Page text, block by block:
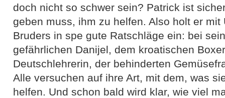
doch nicht so schwer sein? Patrick ist
geben muss, ihm zu helfen. Also holt er mit
Bruders in spe gute Ratschläge ein: bei
gefährlichen Danijel, dem kroatischen
Deutschlehrerin, der behinderten
Alle versuchen auf ihre Art, mit dem, was
helfen. Und schon bald wird klar, wie viel